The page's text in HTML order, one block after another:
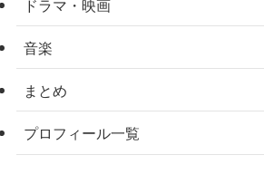
ドラマ・映画
音楽
まとめ
プロフィール一覧